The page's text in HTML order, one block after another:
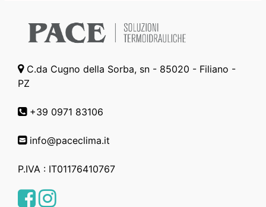
C.da Cugno della Sorba, sn - 85020 - Filiano -
PZ
+39 0971 83106
info@paceclima.it
P.IVA : IT01176410767
Facebook
Instagram